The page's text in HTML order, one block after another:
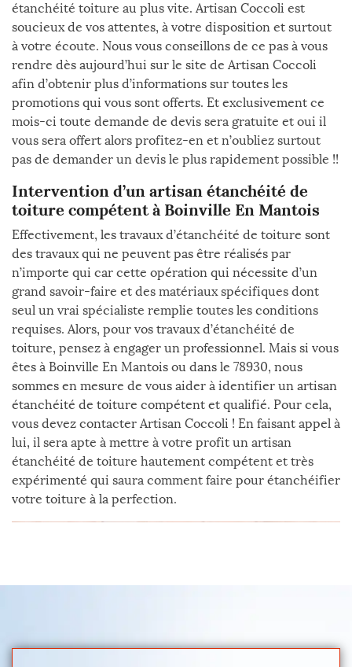
étanchéité toiture au plus vite. Artisan Coccoli est
soucieux de vos attentes, à votre disposition et surtout
à votre écoute. Nous vous conseillons de ce pas à vous
rendre dès aujourd’hui sur le site de Artisan Coccoli
afin d’obtenir plus d’informations sur toutes les
promotions qui vous sont offerts. Et exclusivement ce
mois-ci toute demande de devis sera gratuite et oui il
vous sera offert alors profitez-en et n’oubliez surtout
pas de demander un devis le plus rapidement possible !!
Intervention d’un artisan étanchéité de
toiture compétent à Boinville En Mantois
Effectivement, les travaux d’étanchéité de toiture sont
des travaux qui ne peuvent pas être réalisés par
n’importe qui car cette opération qui nécessite d’un
grand savoir-faire et des matériaux spécifiques dont
seul un vrai spécialiste remplie toutes les conditions
requises. Alors, pour vos travaux d’étanchéité de
toiture, pensez à engager un professionnel. Mais si vous
êtes à Boinville En Mantois ou dans le 78930, nous
sommes en mesure de vous aider à identifier un artisan
étanchéité de toiture compétent et qualifié. Pour cela,
vous devez contacter Artisan Coccoli ! En faisant appel à
lui, il sera apte à mettre à votre profit un artisan
étanchéité de toiture hautement compétent et très
expérimenté qui saura comment faire pour étanchéifier
votre toiture à la perfection.